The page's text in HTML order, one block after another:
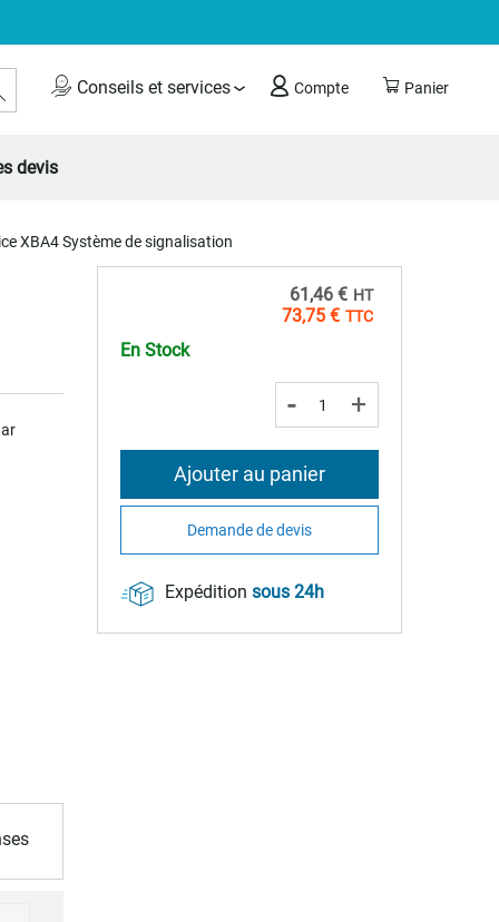
Panier
Conseils et services Compte
Rechercher
devis
XBA4 Système de signalisation
73,75 €
61,46 €
En Stock
- +
Ajouter au panier
Demande de devis
Expédition sous 24h